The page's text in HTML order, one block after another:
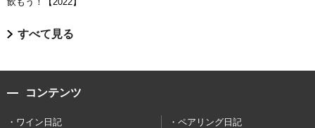
すべて見る
コンテンツ
ワイン日記
ペアリング日記